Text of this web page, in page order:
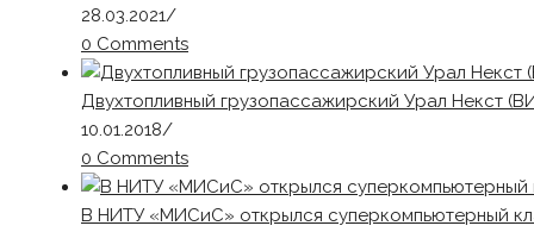
28.03.2021/
0 Comments
Двухтопливный грузопассажирский Урал Некст
10.01.2018/
0 Comments
В НИТУ «МИСиС» открылся суперкомпьютерный